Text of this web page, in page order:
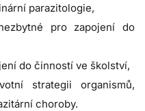
parazitologie,
pro zapojení do
do činností ve školství,
strategii organismů,
choroby.